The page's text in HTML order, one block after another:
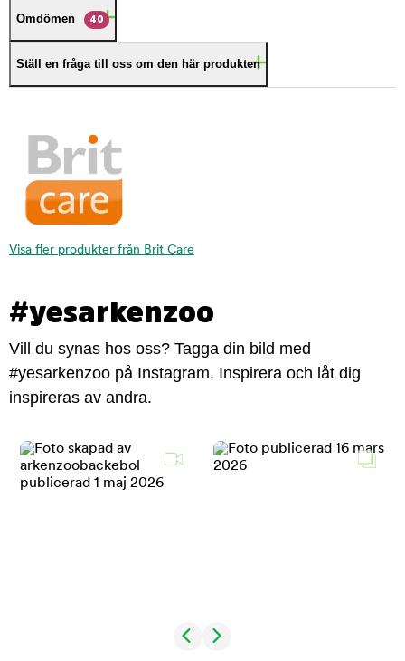
Omdömen 40
Ställ en fråga till oss om den här produkten
Visa fler produkter från Brit Care
#yesarkenzoo
Vill du synas hos oss? Tagga din bild med
#yesarkenzoo på Instagram. Inspirera och låt dig
inspireras av andra.